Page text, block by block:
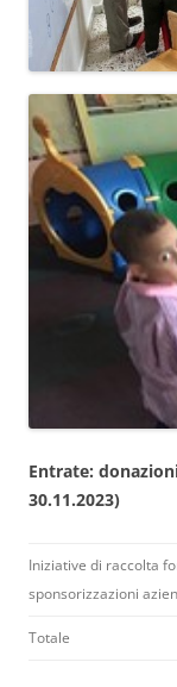
Entrate:
30.11.2023)
Iniziative di raccolta
sponsorizzazioni
Totale